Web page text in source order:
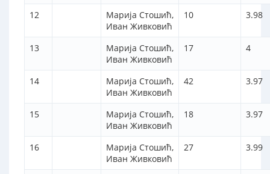
12
Марија Стошић,
Иван Живковић
10 3.98
13
Марија Стошић,
Иван Живковић
17 4
14
Марија Стошић,
Иван Живковић
42 3.97
15
Марија Стошић,
Иван Живковић
18 3.97
16
Марија Стошић,
Иван Живковић
27 3.99